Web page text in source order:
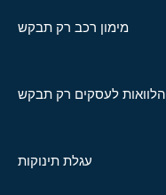
מימון רכב רק תבקש
הלוואות לעסקים רק תבקש
עגלת תינוקות